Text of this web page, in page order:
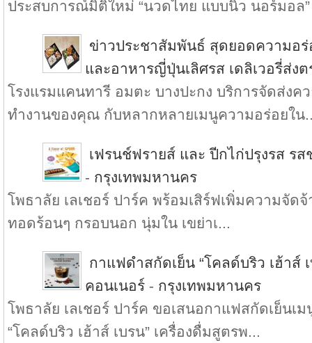
ประสบการณ์มิติใหม่ “นวดไทย แบบนิว นอร์มอล
ข่าวประชาสัมพันธ์ สุดยอดความอร่
และอาหารญี่ปุ่นเลิศรส เดลิเวอรี่ส่ง
โรงแรมแคนทารี อมตะ บางปะกง บริการจัดส่งค
ทำงานของคุณ กับหลากหลายเมนูความอร่อยใน
เฟรนช์ฟรายส์ และ ปีกไก่ปรุงรส รส
- กรุงเทพมหานคร
โพธาลัย เลเชอร์ ปาร์ค พร้อมเสิร์ฟเพิ่มความจัด
ทอดร้อนๆ กรอบนอก นุ่มใน เขย่าเ...
กาแฟดำสกัดเย็น “โคลด์บริว เฮ้าส์
คอนเนอร์ - กรุงเทพมหานคร
โพธาลัย เลเชอร์ ปาร์ค ขอเสนอกาแฟสกัดเย็นเ
“โคลด์บริว เฮ้าส์ เบรน” เครื่องดื่มสูตรพ...